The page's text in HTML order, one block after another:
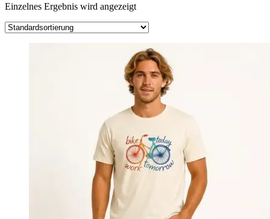
Einzelnes Ergebnis wird angezeigt